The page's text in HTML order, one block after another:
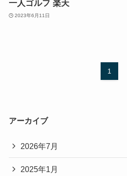
一人ゴルフ 楽天
2023年6月11日
1
アーカイブ
2026年7月
2025年1月